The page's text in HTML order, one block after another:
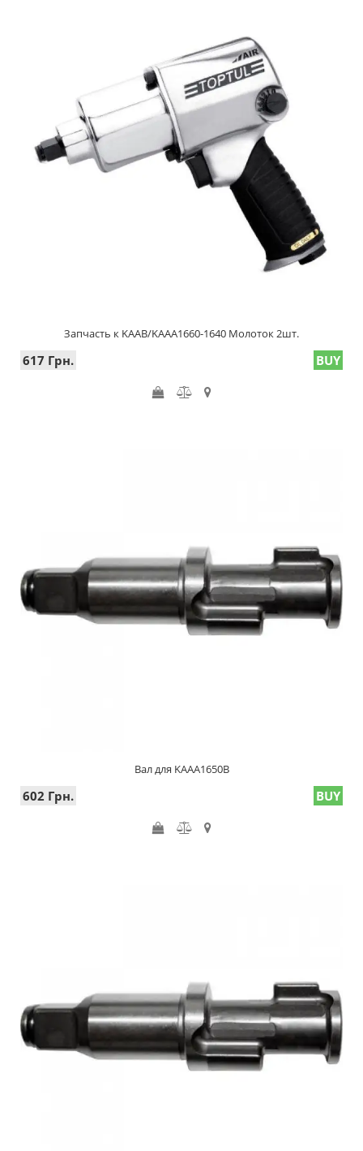
Запчасть к KAAB/KAAA1660-1640 Молоток 2шт.
617 Грн. BUY
Вал для KAAA1650B
602 Грн. BUY